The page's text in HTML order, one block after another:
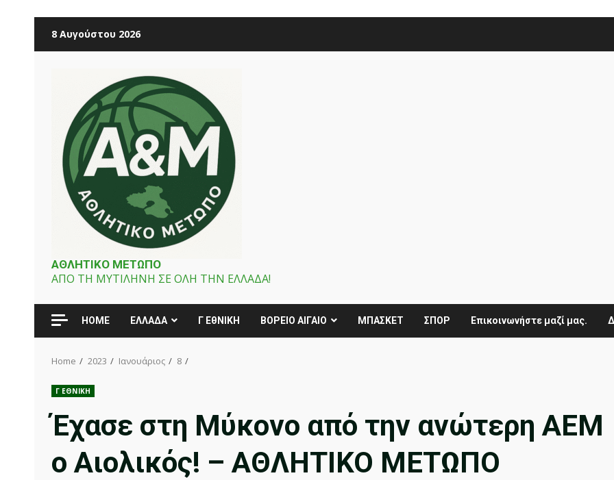
8 Αυγούστου 2026
ΑΘΛΗΤΙΚΟ ΜΕΤΩΠΟ
ΑΠΟ ΤΗ ΜΥΤΙΛΗΝΗ ΣΕ ΟΛΗ ΤΗΝ ΕΛΛΑΔΑ!
HOME ΕΛΛΑΔΑ Γ ΕθΝΙΚΗ ΒΟΡΕΙΟ ΑΙΓΑΙΟ ΜΠΑΣΚΕΤ ΣΠΟΡ Επικοινωνήστε μαζί μας.
Home 2023 Ιανουάριος 8
Γ ΕΘΝΙΚΗ
Έχασε στη Μύκονο από την ανώτερη ΑΕΜ
ο Αιολικός! – ΑΘΛΗΤΙΚΟ ΜΕΤΩΠΟ